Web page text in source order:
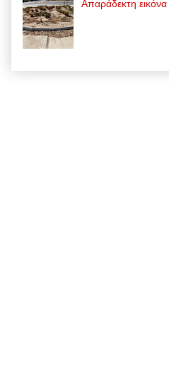
Απαράδεκτη εικόνα